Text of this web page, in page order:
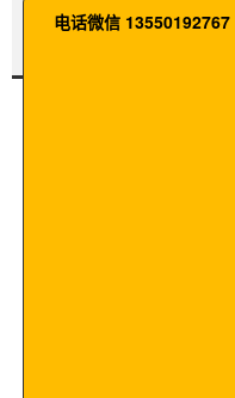
电话微信 13550192767